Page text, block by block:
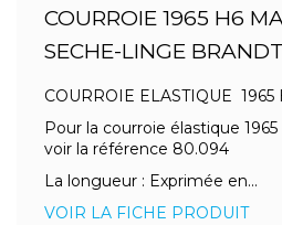
COURROIE 1965 H6
SECHE-LINGE BRANDT
COURROIE ELASTIQUE
Pour la courroie élastique
voir la référence 80.094
La longueur : Exprimée en...
VOIR LA FICHE PRODUIT